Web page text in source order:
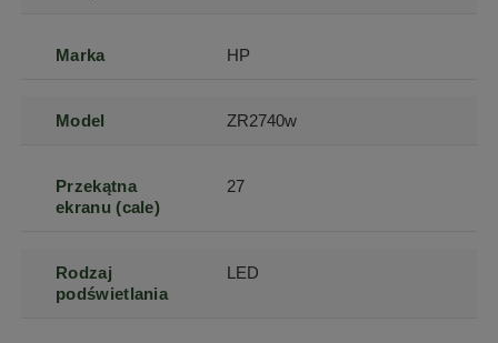
Marka HP
Model ZR2740w
Przekątna
ekranu (cale)
27
Rodzaj
podświetlania
LED